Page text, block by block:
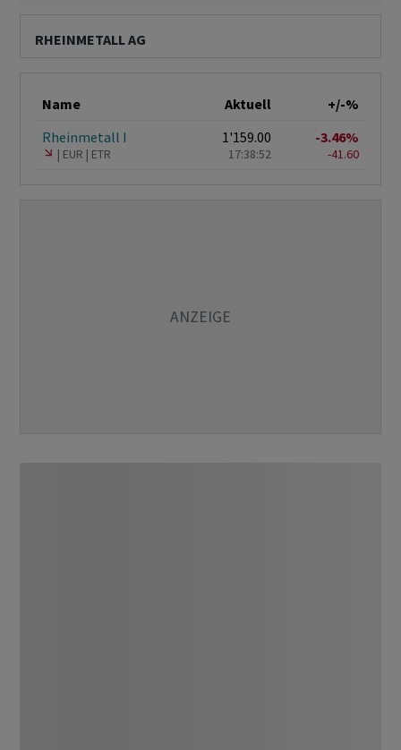
RHEINMETALL AG
Name Aktuell
+/-%
Rheinmetall I
EUR ETR
1'159.00
17:38:52
-3.46%
-41.60